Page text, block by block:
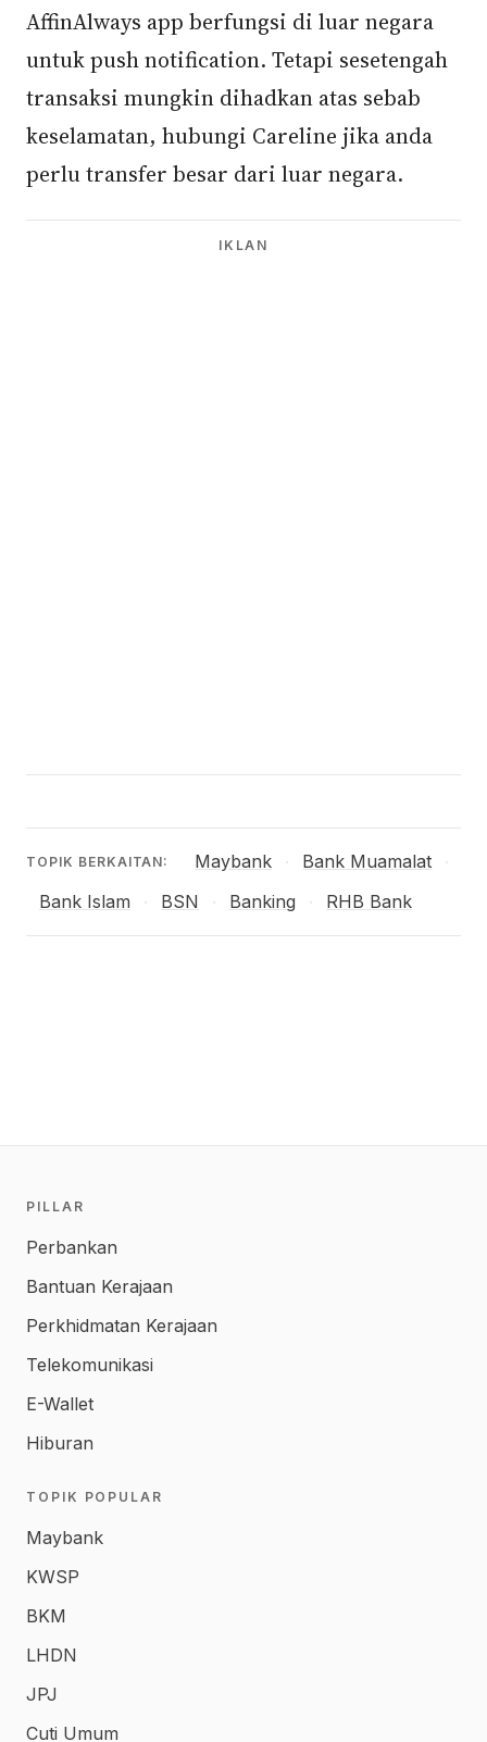
AffinAlways app berfungsi di luar negara
untuk push notification. Tetapi sesetengah
transaksi mungkin dihadkan atas sebab
keselamatan, hubungi Careline jika anda
perlu transfer besar dari luar negara.
IKLAN
TOPIK BERKAITAN: Maybank Bank Muamalat
Bank Islam
BSN Banking RHB Bank
PILLAR
Perbankan
Bantuan Kerajaan
Perkhidmatan Kerajaan
Telekomunikasi
E-Wallet
Hiburan
TOPIK POPULAR
Maybank
KWSP
BKM
LHDN
JPJ
Cuti Umum